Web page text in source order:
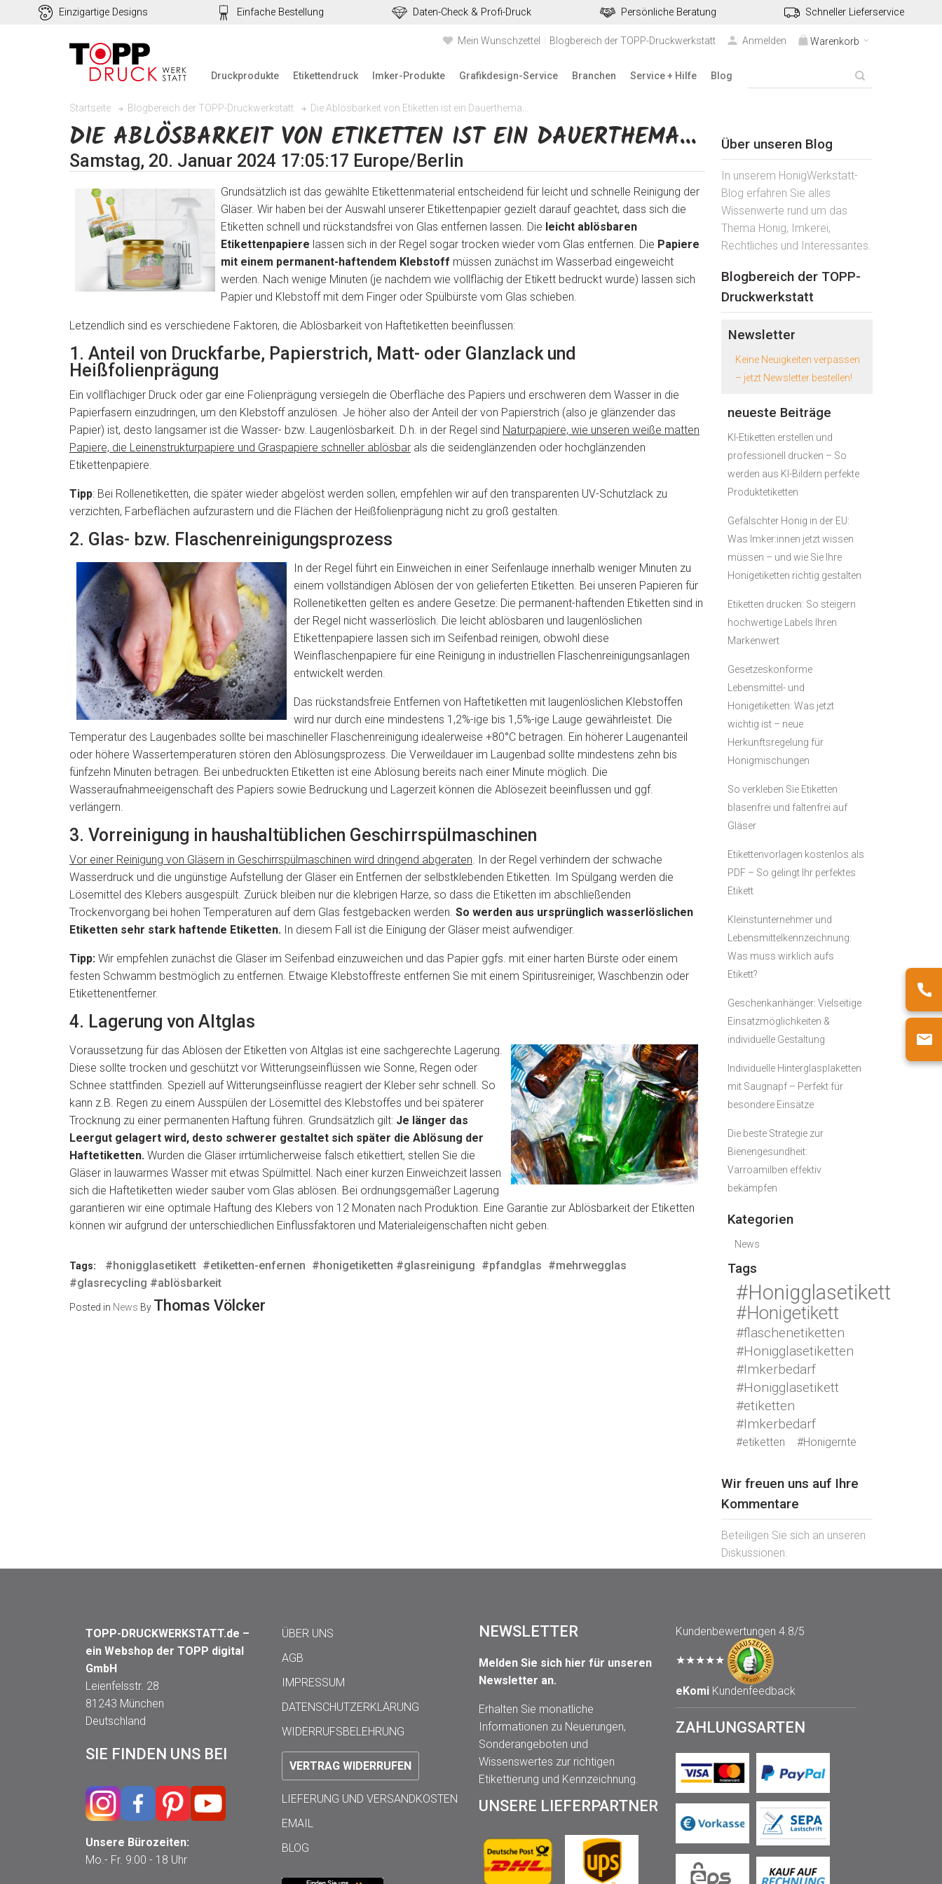
Einzigartige Designs Einfache Bestellung Daten-Check & Profi-Druck Persönliche Beratung Schneller Lieferservice
Warenkorb
Mein Wunschzettel Blogbereich der TOPP-Druckwerkstatt Anmelden
Druckprodukte Etikettendruck Imker-Produkte Grafikdesign-Service Branchen Service + Hilfe Blog
Startseite Blogbereich der TOPP-Druckwerkstatt Die Ablösbarkeit von Etiketten ist ein Dauerthema...
DIE ABLÖSBARKEIT VON ETIKETTEN IST EIN DAUERTHEMA...
Samstag, 20. Januar 2024 17:05:17 Europe/Berlin
Grundsätzlich ist das gewählte Etikettenmaterial entscheidend für leicht und schnelle Reinigung der
Gläser. Wir haben bei der Auswahl unserer Etikettenpapier gezielt darauf geachtet, dass sich die
Etiketten schnell und rückstandsfrei von Glas entfernen lassen. Die leicht ablösbaren
Etikettenpapiere lassen sich in der Regel sogar trocken wieder vom Glas entfernen. Die Papiere
mit einem permanent-haftendem Klebstoff müssen zunächst im Wasserbad eingeweicht
werden. Nach wenige Minuten (je nachdem wie vollflächig der Etikett bedruckt wurde) lassen sich
Papier und Klebstoff mit dem Finger oder Spülbürste vom Glas schieben.
Letzendlich sind es verschiedene Faktoren, die Ablösbarkeit von Haftetiketten beeinflussen:
1. Anteil von Druckfarbe, Papierstrich, Matt- oder Glanzlack und
Heißfolienprägung
Ein vollflächiger Druck oder gar eine Folienprägung versiegeln die Oberfläche des Papiers und erschweren dem Wasser in die
Papierfasern einzudringen, um den Klebstoff anzulösen. Je höher also der Anteil der von Papierstrich (also je glänzender das
Papier) ist, desto langsamer ist die Wasser- bzw. Laugenlösbarkeit. D.h. in der Regel sind Naturpapiere, wie unseren weiße matten
Papiere, die Leinenstrukturpapiere und Graspapiere schneller ablösbar als die seidenglänzenden oder hochglänzenden
Etikettenpapiere.
Tipp: Bei Rollenetiketten, die später wieder abgelöst werden sollen, empfehlen wir auf den transparenten UV-Schutzlack zu
verzichten, Farbeflächen aufzurastern und die Flächen der Heißfolienprägung nicht zu groß gestalten.
2. Glas- bzw. Flaschenreinigungsprozess
In der Regel führt ein Einweichen in einer Seifenlauge innerhalb weniger Minuten zu
einem vollständigen Ablösen der von gelieferten Etiketten. Bei unseren Papieren für
Rollenetiketten gelten es andere Gesetze: Die permanent-haftenden Etiketten sind in
der Regel nicht wasserlöslich. Die leicht ablösbaren und laugenlöslichen
Etikettenpapiere lassen sich im Seifenbad reinigen, obwohl diese
Weinflaschenpapiere für eine Reinigung in industriellen Flaschenreinigungsanlagen
entwickelt werden.
Das rückstandsfreie Entfernen von Haftetiketten mit laugenlöslichen Klebstoffen
wird nur durch eine mindestens 1,2%-ige bis 1,5%-ige Lauge gewährleistet. Die
Temperatur des Laugenbades sollte bei maschineller Flaschenreinigung idealerweise +80°C betragen. Ein höherer Laugenanteil
oder höhere Wassertemperaturen stören den Ablösungsprozess. Die Verweildauer im Laugenbad sollte mindestens zehn bis
fünfzehn Minuten betragen. Bei unbedruckten Etiketten ist eine Ablösung bereits nach einer Minute möglich. Die
Wasseraufnahmeeigenschaft des Papiers sowie Bedruckung und Lagerzeit können die Ablösezeit beeinflussen und ggf.
verlängern.
3. Vorreinigung in haushaltüblichen Geschirrspülmaschinen
Vor einer Reinigung von Gläsern in Geschirrspülmaschinen wird dringend abgeraten. In der Regel verhindern der schwache
Wasserdruck und die ungünstige Aufstellung der Gläser ein Entfernen der selbstklebenden Etiketten. Im Spülgang werden die
Lösemittel des Klebers ausgespült. Zurück bleiben nur die klebrigen Harze, so dass die Etiketten im abschließenden
Trockenvorgang bei hohen Temperaturen auf dem Glas festgebacken werden. So werden aus ursprünglich wasserlöslichen
Etiketten sehr stark haftende Etiketten. In diesem Fall ist die Einigung der Gläser meist aufwendiger.
Tipp: Wir empfehlen zunächst die Gläser im Seifenbad einzuweichen und das Papier ggfs. mit einer harten Bürste oder einem
festen Schwamm bestmöglich zu entfernen. Etwaige Klebstoffreste entfernen Sie mit einem Spiritusreiniger, Waschbenzin oder
Etikettenentferner.
4. Lagerung von Altglas
Voraussetzung für das Ablösen der Etiketten von Altglas ist eine sachgerechte Lagerung.
Diese sollte trocken und geschützt vor Witterungseinflüssen wie Sonne, Regen oder
Schnee stattfinden. Speziell auf Witterungseinflüsse reagiert der Kleber sehr schnell. So
kann z.B. Regen zu einem Ausspülen der Lösemittel des Klebstoffes und bei späterer
Trocknung zu einer permanenten Haftung führen. Grundsätzlich gilt: Je länger das
Leergut gelagert wird, desto schwerer gestaltet sich später die Ablösung der
Haftetiketten. Wurden die Gläser irrtümlicherweise falsch etikettiert, stellen Sie die
Gläser in lauwarmes Wasser mit etwas Spülmittel. Nach einer kurzen Einweichzeit lassen
sich die Haftetiketten wieder sauber vom Glas ablösen. Bei ordnungsgemäßer Lagerung
garantieren wir eine optimale Haftung des Klebers von 12 Monaten nach Produktion. Eine Garantie zur Ablösbarkeit der Etiketten
können wir aufgrund der unterschiedlichen Einflussfaktoren und Materialeigenschaften nicht geben.
Tags: #honigglasetikett #etiketten-enfernen #honigetiketten #glasreinigung #pfandglas #mehrwegglas
#glasrecycling #ablösbarkeit
Posted in News By Thomas Völcker
Über unseren Blog
In unserem HonigWerkstatt-
Blog erfahren Sie alles
Wissenwerte rund um das
Thema Honig, Imkerei,
Rechtliches und Interessantes.
Blogbereich der TOPP-
Druckwerkstatt
Newsletter
Keine Neuigkeiten verpassen
– jetzt Newsletter bestellen!
neueste Beiträge
KI-Etiketten erstellen und
professionell drucken – So
werden aus KI-Bildern perfekte
Produktetiketten
Gefälschter Honig in der EU:
Was Imker:innen jetzt wissen
müssen – und wie Sie Ihre
Honigetiketten richtig gestalten
Etiketten drucken: So steigern
hochwertige Labels Ihren
Markenwert
Gesetzeskonforme
Lebensmittel- und
Honigetiketten: Was jetzt
wichtig ist – neue
Herkunftsregelung für
Honigmischungen
So verkleben Sie Etiketten
blasenfrei und faltenfrei auf
Gläser
Etikettenvorlagen kostenlos als
PDF – So gelingt Ihr perfektes
Etikett
Kleinstunternehmer und
Lebensmittelkennzeichnung:
Was muss wirklich aufs
Etikett?
Geschenkanhänger: Vielseitige
Einsatzmöglichkeiten &
individuelle Gestaltung
Individuelle Hinterglasplaketten
mit Saugnapf – Perfekt für
besondere Einsätze
Die beste Strategie zur
Bienengesundheit:
Varroamilben effektiv
bekämpfen
Kategorien
News
Tags
#Honigglasetikett
#Honigetikett
#flaschenetiketten
#Honigglasetiketten
#Imkerbedarf
#Honigglasetikett
#etiketten
#Imkerbedarf
#etiketten #Honigernte
Wir freuen uns auf Ihre
Kommentare
Beteiligen Sie sich an unseren
Diskussionen.
TOPP-DRUCKWERKSTATT.de –
ein Webshop der TOPP digital
GmbH
Leienfelsstr. 28
81243 München
Deutschland
SIE FINDEN UNS BEI
Unsere Bürozeiten:
Mo.- Fr. 9:00 - 18 Uhr
ÜBER UNS
AGB
IMPRESSUM
DATENSCHUTZERKLÄRUNG
WIDERRUFSBELEHRUNG
VERTRAG WIDERRUFEN
LIEFERUNG UND VERSANDKOSTEN
EMAIL
BLOG
NEWSLETTER
Melden Sie sich hier für unseren
Newsletter an.
Erhalten Sie monatliche
Informationen zu Neuerungen,
Sonderangeboten und
Wissenswertes zur richtigen
Etikettierung und Kennzeichnung.
UNSERE LIEFERPARTNER
Kundenbewertungen 4.8/5
★★★★★
eKomiKundenfeedback
ZAHLUNGSARTEN